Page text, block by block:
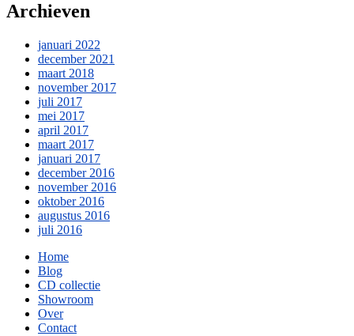
Archieven
januari 2022
december 2021
maart 2018
november 2017
juli 2017
mei 2017
april 2017
maart 2017
januari 2017
december 2016
november 2016
oktober 2016
augustus 2016
juli 2016
Home
Blog
CD collectie
Showroom
Over
Contact